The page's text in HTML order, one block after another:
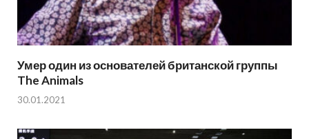
Умер один из основателей британской группы
The Animals
30.01.2021